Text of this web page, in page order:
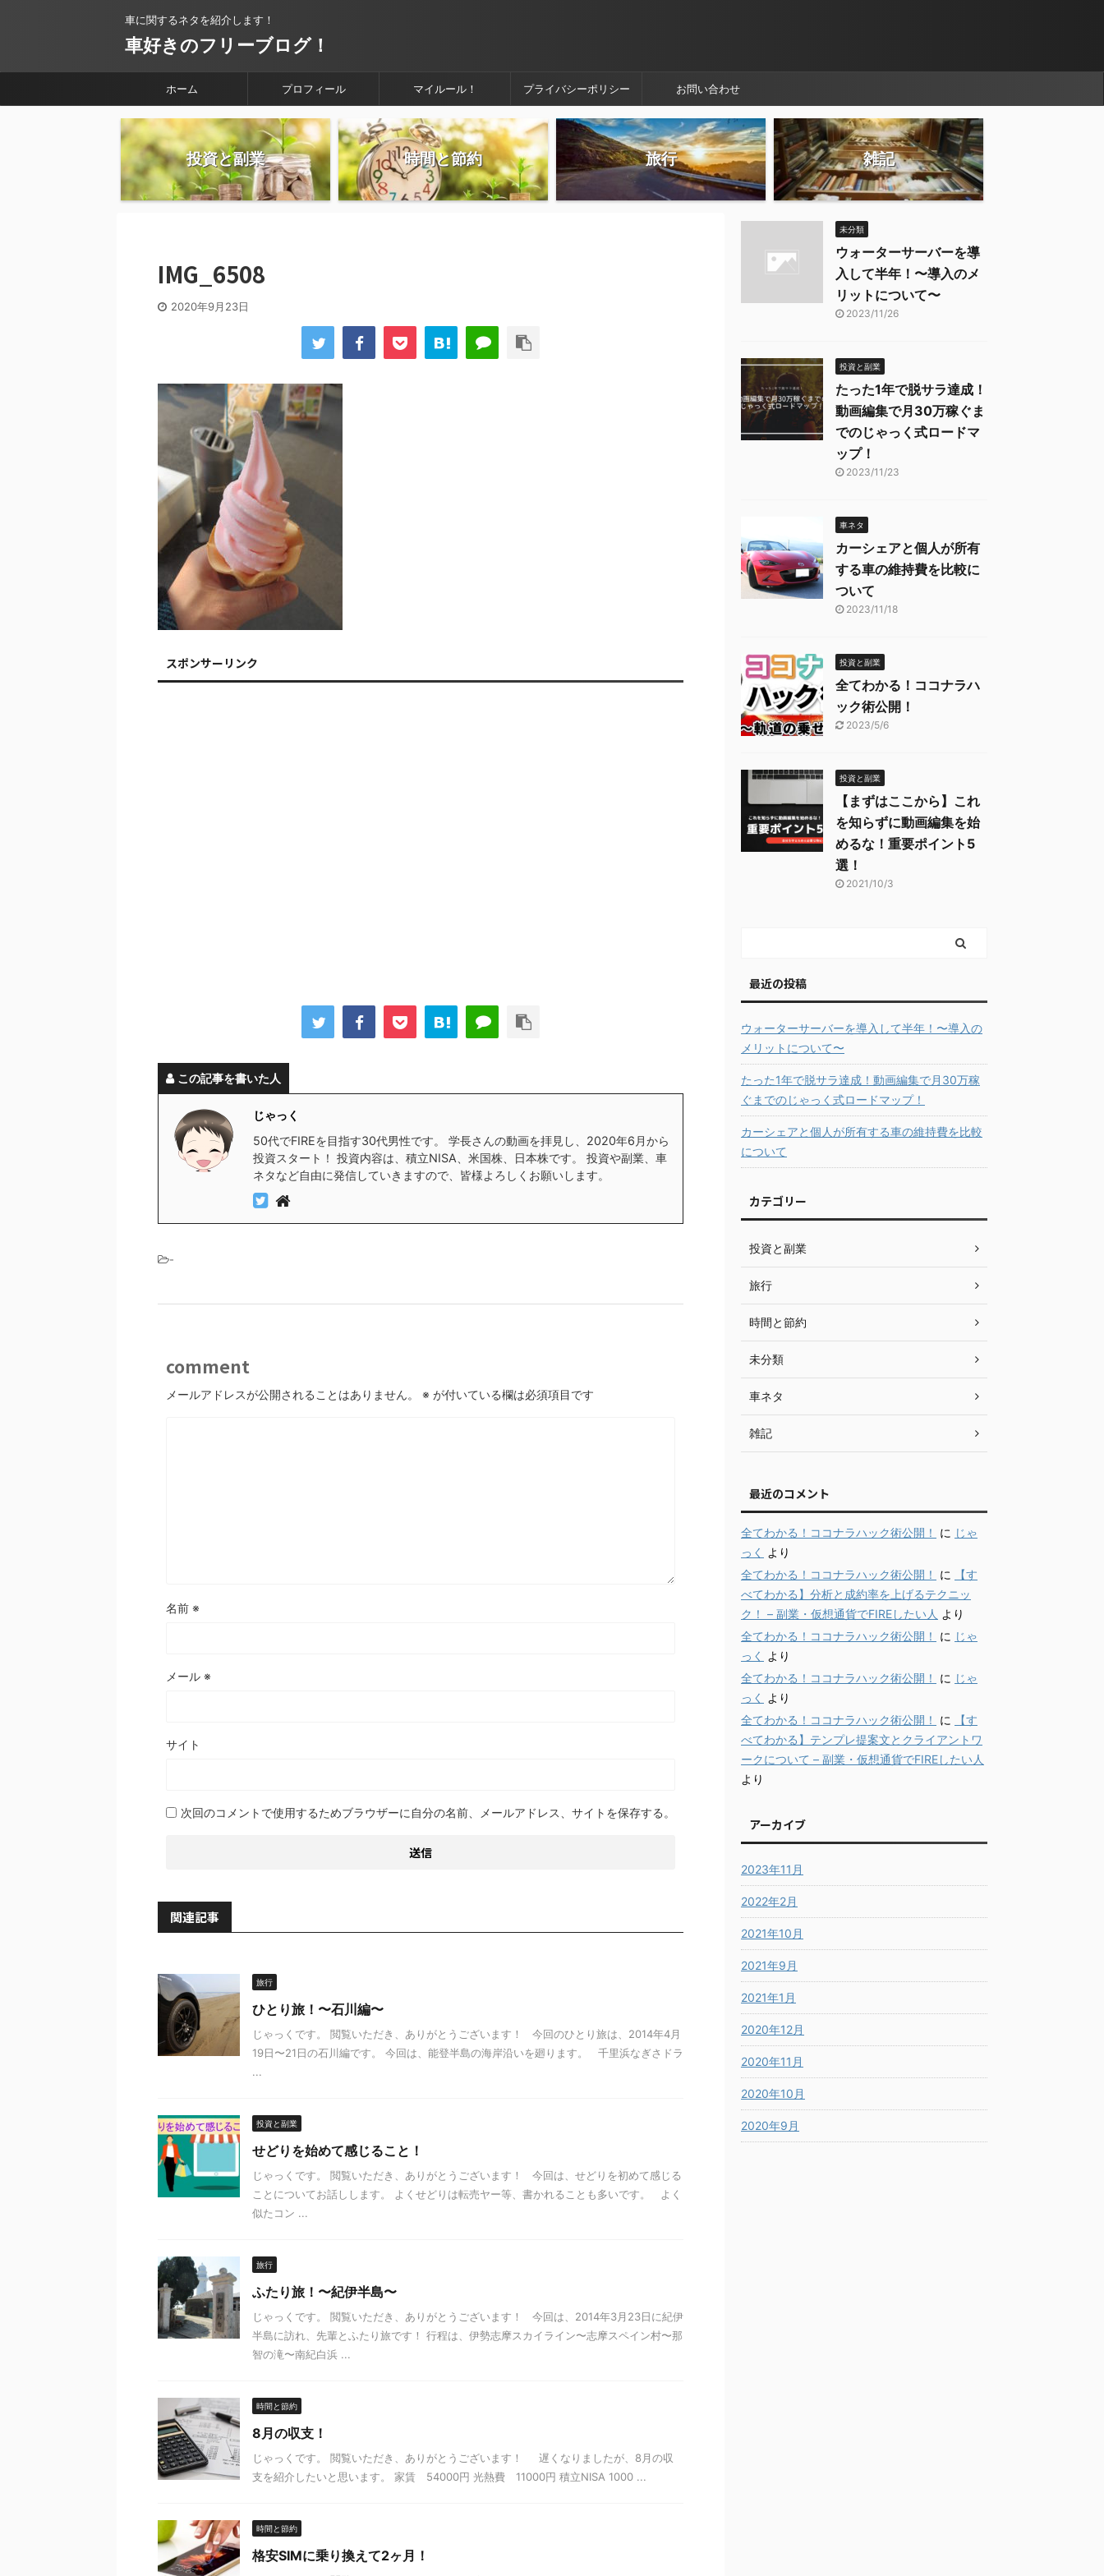
車に関するネタを紹介します！
車好きのフリーブログ！
ホーム プロフィール マイルール！ プライバシーポリシー お問い合わせ
投資と副業 時間と節約 旅行 雑記
IMG_6508
2020年9月23日
スポンサーリンク
この記事を書いた人
じゃっく
50代でFIREを目指す30代男性です。 学長さんの動画を拝見し、2020年6月から
投資スタート！ 投資内容は、積立NISA、米国株、日本株です。 投資や副業、車
ネタなど自由に発信していきますので、皆様よろしくお願いします。
-
comment
メールアドレスが公開されることはありません。 ※ が付いている欄は必須項目です
名前 ※
メール ※
サイト
次回のコメントで使用するためブラウザーに自分の名前、メールアドレス、サイトを保存する。
関連記事
旅行
ひとり旅！〜石川編〜
じゃっくです。 閲覧いただき、ありがとうございます！ 今回のひとり旅は、2014年4月
19日〜21日の石川編です。 今回は、能登半島の海岸沿いを廻ります。 千里浜なぎさドラ
...
投資と副業
せどりを始めて感じること！
じゃっくです。 閲覧いただき、ありがとうございます！ 今回は、せどりを初めて感じる
ことについてお話しします。 よくせどりは転売ヤー等、書かれることも多いです。 よく
似たコン ...
旅行
ふたり旅！〜紀伊半島〜
じゃっくです。 閲覧いただき、ありがとうございます！ 今回は、2014年3月23日に紀伊
半島に訪れ、先輩とふたり旅です！ 行程は、伊勢志摩スカイライン〜志摩スペイン村〜那
智の滝〜南紀白浜 ...
時間と節約
8月の収支！
じゃっくです。 閲覧いただき、ありがとうございます！ 遅くなりましたが、8月の収
支を紹介したいと思います。 家賃 54000円 光熱費 11000円 積立NISA 1000 ...
時間と節約
格安SIMに乗り換えて2ヶ月！
未分類
ウォーターサーバーを導
入して半年！〜導入のメ
リットについて〜
2023/11/26
投資と副業
たった1年で脱サラ達成！
動画編集で月30万稼ぐま
でのじゃっく式ロードマ
ップ！
2023/11/23
車ネタ
カーシェアと個人が所有
する車の維持費を比較に
ついて
2023/11/18
投資と副業
全てわかる！ココナラハ
ック術公開！
2023/5/6
投資と副業
【まずはここから】これ
を知らずに動画編集を始
めるな！重要ポイント5
選！
2021/10/3
最近の投稿
ウォーターサーバーを導入して半年！〜導入の
メリットについて〜
たった1年で脱サラ達成！動画編集で月30万稼
ぐまでのじゃっく式ロードマップ！
カーシェアと個人が所有する車の維持費を比較
について
カテゴリー
投資と副業
旅行
時間と節約
未分類
車ネタ
雑記
最近のコメント
全てわかる！ココナラハック術公開！ に じゃ
っく
より
全てわかる！ココナラハック術公開！
に
【す
べてわかる】分析と成約率を上げるテクニッ
ク！ – 副業・仮想通貨でFIREしたい人 より
全てわかる！ココナラハック術公開！
に じゃ
っく
より
全てわかる！ココナラハック術公開！
に じゃ
っく
より
全てわかる！ココナラハック術公開！
に
【す
べてわかる】テンプレ提案文とクライアントワ
ークについて – 副業・仮想通貨でFIREしたい人
より
アーカイブ
2023年11月
2022年2月
2021年10月
2021年9月
2021年1月
2020年12月
2020年11月
2020年10月
2020年9月